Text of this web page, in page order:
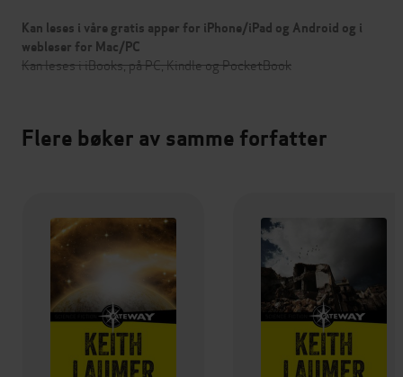
Kan leses i våre gratis apper for iPhone/iPad og Android og i
webleser for Mac/PC
Kan leses i iBooks, på PC, Kindle og PocketBook
Flere bøker av samme forfatter